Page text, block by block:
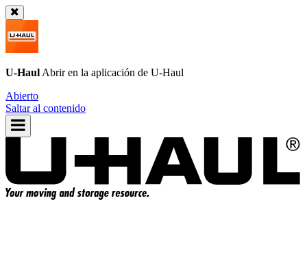
U-Haul Abrir en la aplicación de U-Haul
Abierto
Saltar al contenido